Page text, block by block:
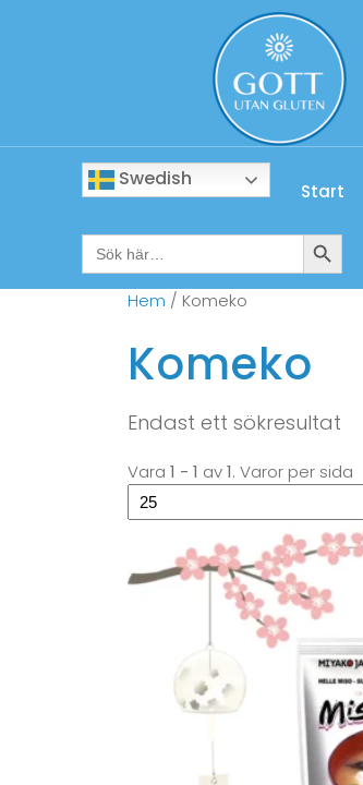
Swedish
Start
Sök
efter:
Sökknapp
Hem / Komeko
Komeko
Endast ett sökresultat
Vara 1 - 1 av1. Varor per sida